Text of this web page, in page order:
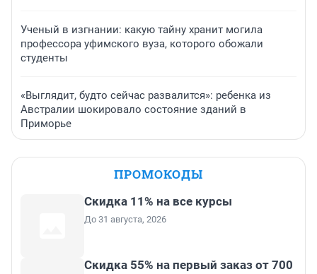
Ученый в изгнании: какую тайну хранит могила
профессора уфимского вуза, которого обожали
студенты
«Выглядит, будто сейчас развалится»: ребенка из
Австралии шокировало состояние зданий в
Приморье
ПРОМОКОДЫ
Скидка 11% на все курсы
До 31 августа, 2026
Скидка 55% на первый заказ от 700